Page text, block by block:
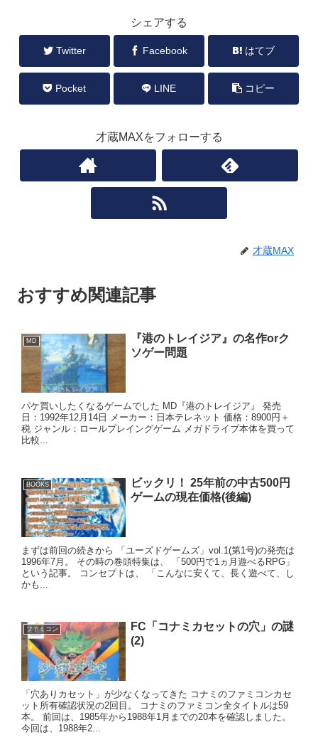
シェアする
Twitter Facebook はてブ
Pocket LINE コピー
才蔵MAXをフォローする
才蔵MAX
おすすめ関連記事
MD
『港のトレイジア』の名作orク
ソゲー問題
パケ買いしたくなるゲームでした MD『港のトレイジア』 発売
日：1992年12月14日 メーカー：日本テレネット 価格：8900円＋
税 ジャンル：ロールプレイングゲーム メガドライブ本体を買って
比較...
BOOKS
ビックリ！ 25年前の中古500円
ゲームの現在価格(後編)
まずは前回の続きから 「ユーズドゲームズ」vol.1(第1号)の発売は
1996年7月。 その時の巻頭特集は、 「500円で1ヵ月遊べるRPG」
という記事。 コンセプトは、 「こんなに安くて、長く遊べて、し
かも...
ファミコン
FC「コナミカセットの穴」の謎
(2)
「穴ありカセット」が少なくなってきた コナミのファミコンカセ
ット所有確認状況の2回目。 コナミのファミコン全タイトルは59
本。 前回は、1985年から1988年1月までの20本を確認しました。
今回は、1988年2...